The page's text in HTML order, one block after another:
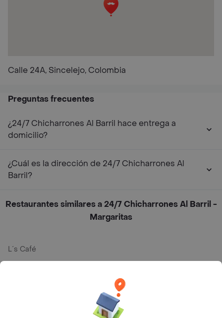
Calle 24A, Sincelejo, Colombia
Preguntas frecuentes
¿24/7 Chicharrones Al Barril hace entrega a
domicilio?
¿Cuál es la dirección de 24/7 Chicharrones Al
Barril?
Restaurantes similares a 24/7 Chicharrones Al Barril -
Margaritas
L´s Café